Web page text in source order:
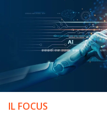
IL FOCUS